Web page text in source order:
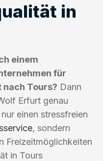
in
einem
für
nach Tours? Dann
Erfurt genau
einen stressfreien
, sondern
Freizeitmöglichkeiten
in Tours